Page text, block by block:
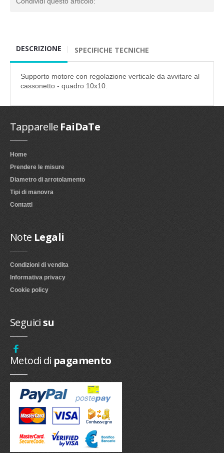
DESCRIZIONE SPECIFICHE TECNICHE
Supporto motore con regolazione verticale da avvitare al
cassonetto - quadro 10x10.
Tapparelle FaiDaTe
Home
Prendere le misure
Diametro di arrotolamento
Tipi di manovra
Contatti
Note Legali
Condizioni di vendita
Informativa privacy
Cookie policy
Seguicisu
Metodi di pagamento